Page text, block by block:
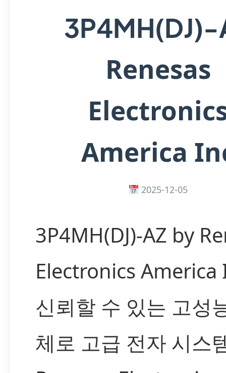
3P4MH(DJ)-
Renesas
America
2025-12-05
3P4MH(DJ)-AZ by
Electronics
신뢰할 수 있는 고성
체로 고급 전자 시스